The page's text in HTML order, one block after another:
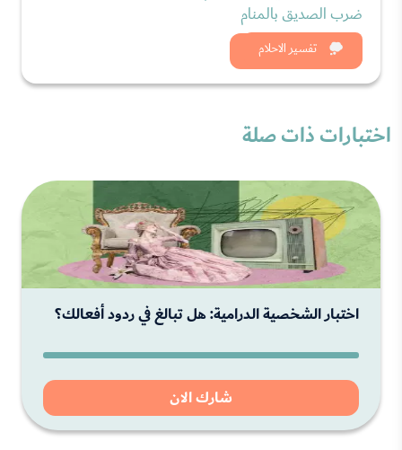
تفسير الاحلام
ضرب الصديق بالمنام
شاهد الان
اختبارات ذات صلة
اختبار الشخصية الدرامية: هل تبالغ في ردود أفعالك؟
شارك الان